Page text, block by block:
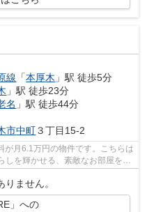
線 「本厚木 」駅 徒歩5分
」駅 徒歩23分
名 」駅 徒歩44分
市中町３丁目15-2
が月6.1万円の物件です。こちらは
しを輝かせる、素敵なお部屋を探
ません。
」への